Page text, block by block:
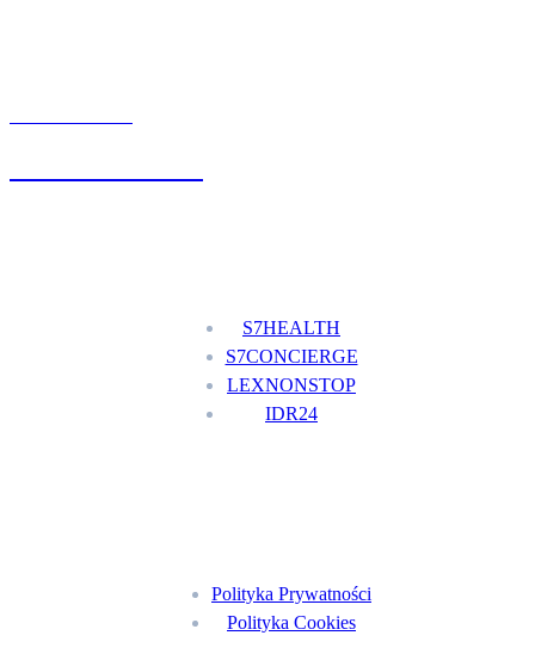
S7HEALTH
S7CONCIERGE
LEXNONSTOP
IDR24
Polityka Prywatności
Polityka Cookies